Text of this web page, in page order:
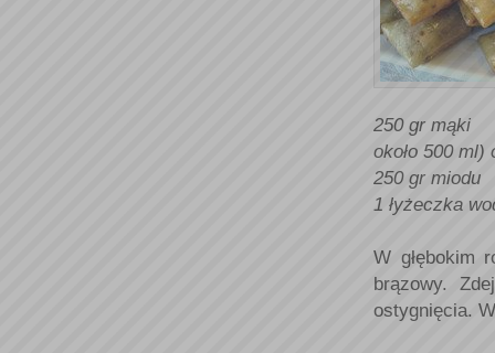
250 gr mąki
około 500
250 gr miodu
1 łyżeczka
W głębokim
brązowy.
ostygnięcia.